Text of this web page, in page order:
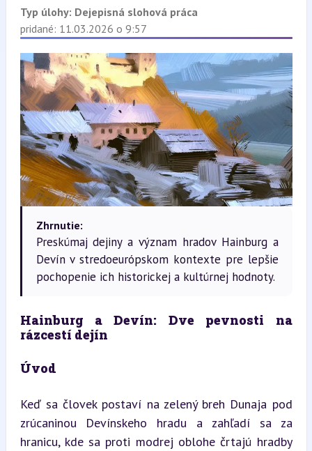
Typ úlohy: Dejepisná slohová práca
pridané: 11.03.2026 o 9:57
Zhrnutie:
Preskúmaj dejiny a význam hradov Hainburg a
Devín v stredoeurópskom kontexte pre lepšie
pochopenie ich historickej a kultúrnej hodnoty.
Hainburg a Devín: Dve pevnosti na
rázcestí dejín
Úvod
Keď sa človek postaví na zelený breh Dunaja pod
zrúcaninou Devínskeho hradu a zahľadí sa za
hranicu, kde sa proti modrej oblohe črtajú hradby